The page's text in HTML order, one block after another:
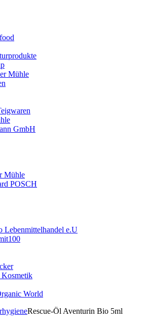
Mühle
GmbH
Mühle
POSCH
e.U
World
Rescue-Öl Aventurin Bio 5ml